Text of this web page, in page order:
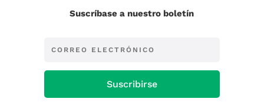
Suscríbase a nuestro boletín
Suscribirse